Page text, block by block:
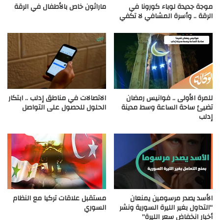
موجة جديدة لوباء كورونا في
الرقة .. وأسرة المشافي لا تكفي
ماراثون خاص بالأطفال في الرقة
للمرة الأولى .. فوانيس رمضان
تضيئ ساحة الساعة وسط مدينة
إدلب
الاتصالات في مناطق إدلب .. ابتكار
الحلول للحصول على التواصل
الأسد يصدر مرسومين يمنعان
“التداول بغير الليرة السورية ونشر
أخبار انخفاض سعر الليرة”
مستقبل علاقات تركيا مع النظام
السوري